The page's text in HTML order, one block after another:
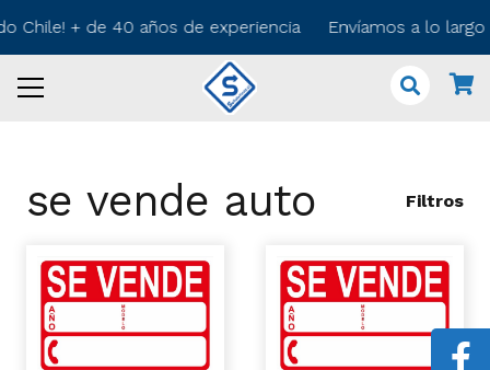
Chile! + de 40 años de experiencia Envíamos a lo
se vende auto Filtros